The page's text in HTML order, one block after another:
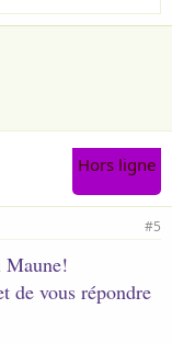
Hors ligne
#5
Maune!
de vous répondre